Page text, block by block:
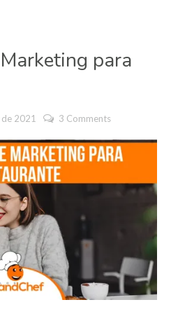
para
2021 3 Comments